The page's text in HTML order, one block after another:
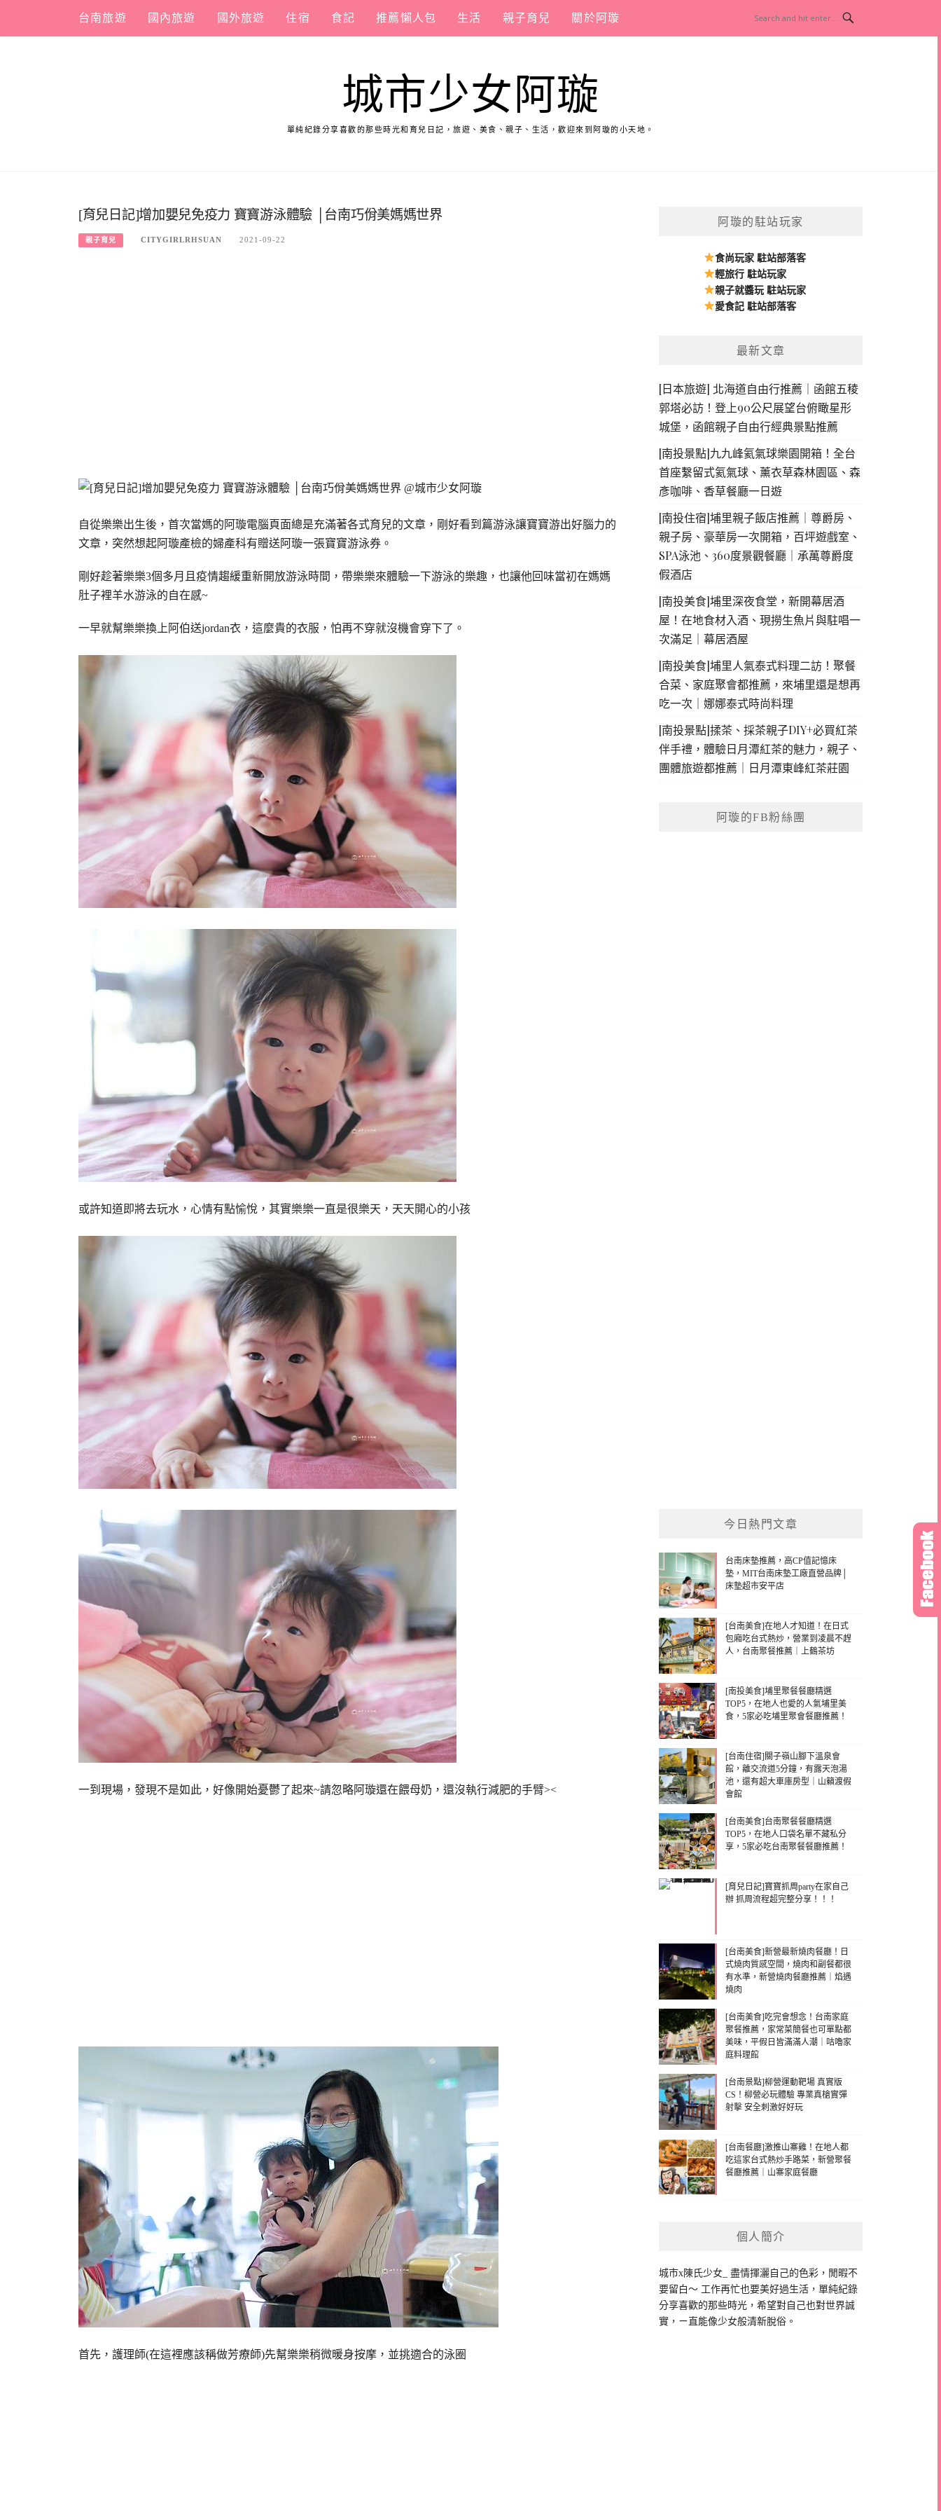
content
台南旅遊 國內旅遊 國外旅遊 住宿 食記 推薦懶人包 生活 親子育兒 關於阿璇
城市少女阿璇
單純紀錄分享喜歡的那些時光和育兒日記，旅遊、美食、親子、生活，歡迎來到阿璇的小天地。
[育兒日記]增加嬰兒免疫力 寶寶游泳體驗 │台南巧佾美媽媽世界
親子育兒 CITYGIRLRHSUAN 2021-09-22
自從樂樂出生後，首次當媽的阿璇電腦頁面總是充滿著各式育兒的文章，剛好看到篇游泳讓寶寶游出好腦力的
文章，突然想起阿璇產檢的婦產科有贈送阿璇一張寶寶游泳券。
剛好趁著樂樂3個多月且疫情趨緩重新開放游泳時間，帶樂樂來體驗一下游泳的樂趣，也讓他回味當初在媽媽
肚子裡羊水游泳的自在感~
一早就幫樂樂換上阿伯送jordan衣，這麼貴的衣服，怕再不穿就沒機會穿下了。
或許知道即將去玩水，心情有點愉悅，其實樂樂一直是很樂天，天天開心的小孩
一到現場，發現不是如此，好像開始憂鬱了起來~請忽略阿璇還在餵母奶，還沒執行減肥的手臂><
首先，護理師(在這裡應該稱做芳療師)先幫樂樂稍微暖身按摩，並挑適合的泳圈
阿璇的駐站玩家
食尚玩家 駐站部落客
輕旅行 駐站玩家
親子就醬玩 駐站玩家
愛食記 駐站部落客
最新文章
[日本旅遊] 北海道自由行推薦｜函館五稜
郭塔必訪！登上90公尺展望台俯瞰星形
城堡，函館親子自由行經典景點推薦
[南投景點]九九峰氦氣球樂園開箱！全台
首座繫留式氦氣球、薰衣草森林園區、森
彥咖啡、香草餐廳一日遊
[南投住宿]埔里親子飯店推薦｜尊爵房、
親子房、豪華房一次開箱，百坪遊戲室、
SPA泳池、360度景觀餐廳｜承萬尊爵度
假酒店
[南投美食]埔里深夜食堂，新開幕居酒
屋！在地食材入酒、現撈生魚片與駐唱一
次滿足｜幕居酒屋
[南投美食]埔里人氣泰式料理二訪！聚餐
合菜、家庭聚會都推薦，來埔里還是想再
吃一次｜娜娜泰式時尚料理
[南投景點]揉茶、採茶親子DIY+必買紅茶
伴手禮，體驗日月潭紅茶的魅力，親子、
團體旅遊都推薦｜日月潭東峰紅茶莊園
阿璇的FB粉絲團
今日熱門文章
台南床墊推薦，高CP值記憶床
墊，MIT台南床墊工廠直營品牌│
床墊超市安平店
[台南美食]在地人才知道！在日式
包廂吃台式熱炒，營業到凌晨不趕
人，台南聚餐推薦｜上鶴茶坊
[南投美食]埔里聚餐餐廳精選
TOP5，在地人也愛的人氣埔里美
食，5家必吃埔里聚會餐廳推薦！
[台南住宿]關子嶺山腳下溫泉會
館，離交流道5分鐘，有露天泡湯
池，還有超大車庫房型｜山籟渡假
會館
[台南美食]台南聚餐餐廳精選
TOP5，在地人口袋名單不藏私分
享，5家必吃台南聚餐餐廳推薦！
[育兒日記]寶寶抓周party在家自己
辦 抓周流程超完整分享！！！
[台南美食]新營最新燒肉餐廳！日
式燒肉質感空間，燒肉和副餐都很
有水準，新營燒肉餐廳推薦｜焰遇
燒肉
[台南美食]吃完會想念！台南家庭
聚餐推薦，家常菜簡餐也可單點都
美味，平假日皆滿滿人潮｜咕嚕家
庭料理館
[台南景點]柳營運動靶場 真實版
CS！柳營必玩體驗 專業真槍實彈
射擊 安全刺激好好玩
[台南餐廳]激推山寨雞！在地人都
吃這家台式熱炒手路菜，新營聚餐
餐廳推薦｜山寨家庭餐廳
個人簡介
城市x陳氏少女_ 盡情揮灑自己的色彩，閒暇不
要留白～ 工作再忙也要美好過生活，單純紀錄
分享喜歡的那些時光，希望對自己也對世界誠
實，ㄧ直能像少女般清新脫俗。